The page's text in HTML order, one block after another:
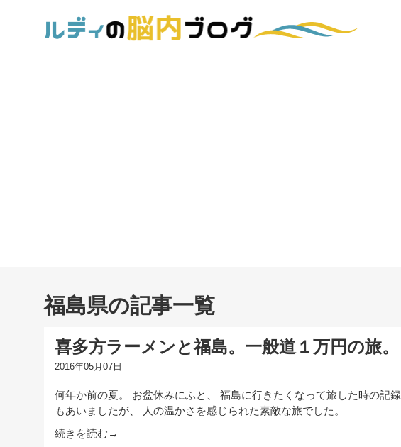
福島県の記事一覧
喜多方ラーメンと福島。一般道１万円の旅。
2016年05月07日
何年か前の夏。 お盆休みにふと、 福島に行きたくなって旅した時の記
もあいましたが、 人の温かさを感じられた素敵な旅でした。
続きを読む→